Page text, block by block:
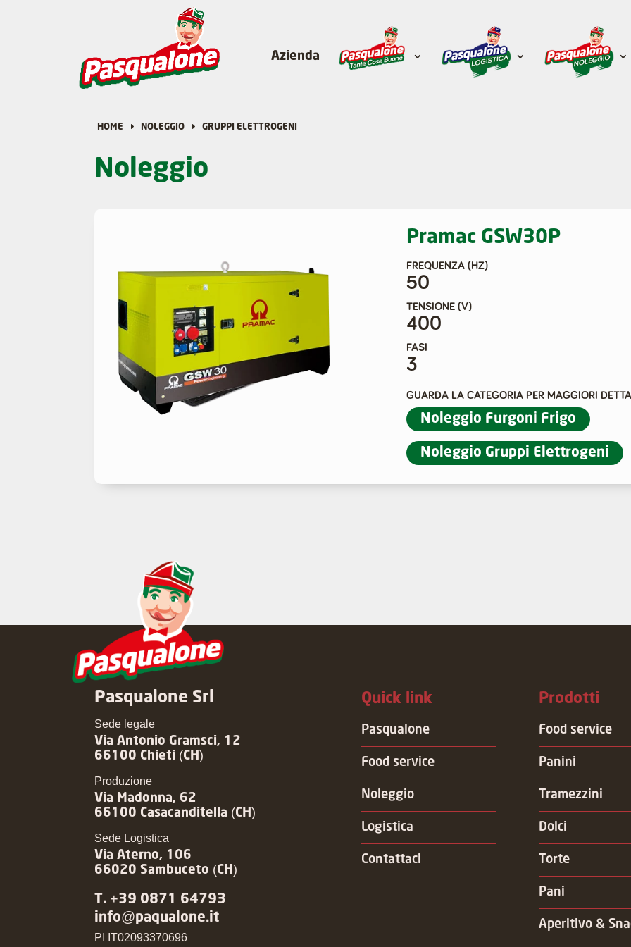
Azienda
HOME NOLEGGIO GRUPPI ELETTROGENI
Noleggio
Pramac GSW30P
FREQUENZA(HZ)
50
TENSIONE(V)
400
FASI
3
GUARDA LA CATEGORIA PER MAGGIORI
Noleggio Furgoni Frigo
Noleggio Gruppi Elettrogeni
Pasqualone Srl
Sede legale
Via Antonio Gramsci, 12
66100 Chieti (CH)
Produzione
Via Madonna, 62
66100 Casacanditella (CH)
Sede Logistica
Via Aterno, 106
66020 Sambuceto (CH)
T. +39 0871 64793
info@paqualone.it
PI IT02093370696
Quick link
Pasqualone
Food service
Noleggio
Logistica
Contattaci
Prodotti
Food service
Panini
Tramezzini
Dolci
Torte
Pani
Aperitivo &